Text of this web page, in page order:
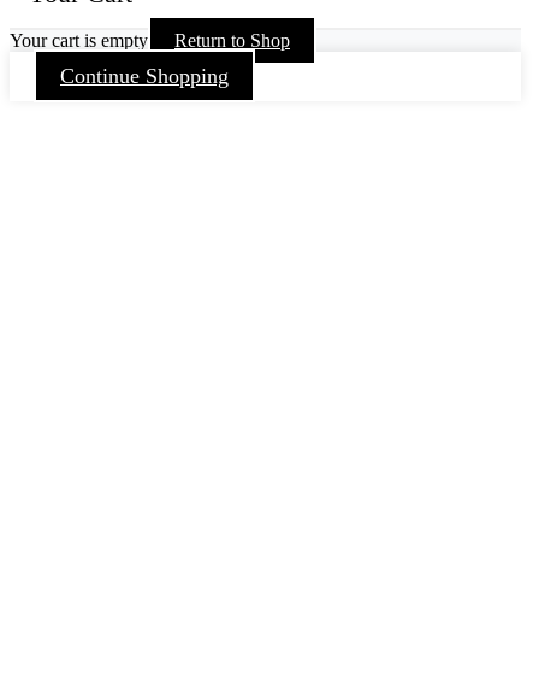
Your cart is empty Return to Shop
Continue Shopping